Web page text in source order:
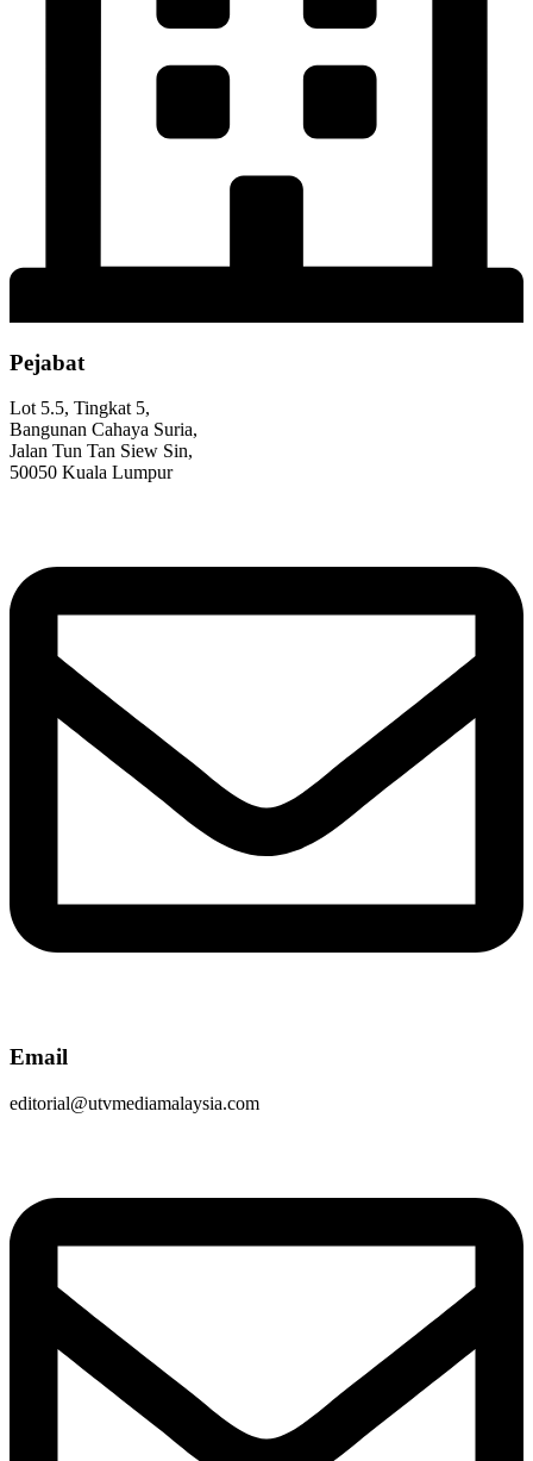
Pejabat
Lot 5.5, Tingkat 5,
Bangunan Cahaya Suria,
Jalan Tun Tan Siew Sin,
50050 Kuala Lumpur
Email
editorial@utvmediamalaysia.com